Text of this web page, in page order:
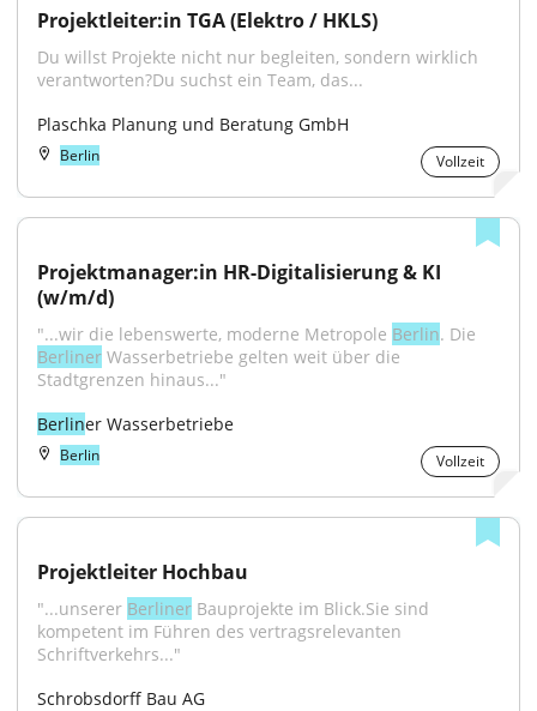
Projektleiter:in TGA (Elektro / HKLS)
Du willst Projekte nicht nur begleiten, sondern wirklich
verantworten?Du suchst ein Team, das...
Plaschka Planung und Beratung GmbH
Berlin Vollzeit
Projektmanager:in HR-Digitalisierung & KI
(w/m/d)
"...wir die lebenswerte, moderne Metropole Berlin
Berliner Wasserbetriebe gelten weit über die
Stadtgrenzen hinaus..."
Berliner Wasserbetriebe
Berlin Vollzeit
Projektleiter Hochbau
"...unserer Berliner Bauprojekte im Blick.Sie sind
kompetent im Führen des vertragsrelevanten
Schriftverkehrs..."
Schrobsdorff Bau AG